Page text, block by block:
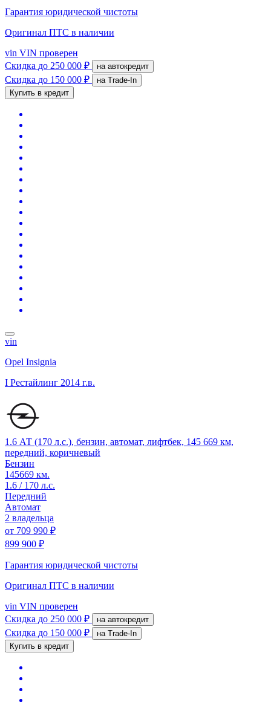
Гарантия юридической чистоты
Оригинал ПТС в наличии
vin VIN проверен
Скидка до 250 000 ₽ на автокредит
Скидка до 150 000 ₽
на Trade-In
Купить в кредит
vin
Opel Insignia
I Рестайлинг 2014 г.в.
1.6 АТ (170 л.с.), бензин, автомат, лифтбек, 145 669 км,
передний, коричневый
Бензин
145669 км.
1.6 / 170 л.с.
Передний
Автомат
2 владельца
от 709 990 ₽
899 900 ₽
Гарантия юридической чистоты
Оригинал ПТС в наличии
vin VIN проверен
Скидка до 250 000 ₽ на автокредит
Скидка до 150 000 ₽
на Trade-In
Купить в кредит